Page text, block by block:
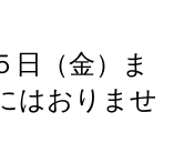
日（金）ま
はおりませ